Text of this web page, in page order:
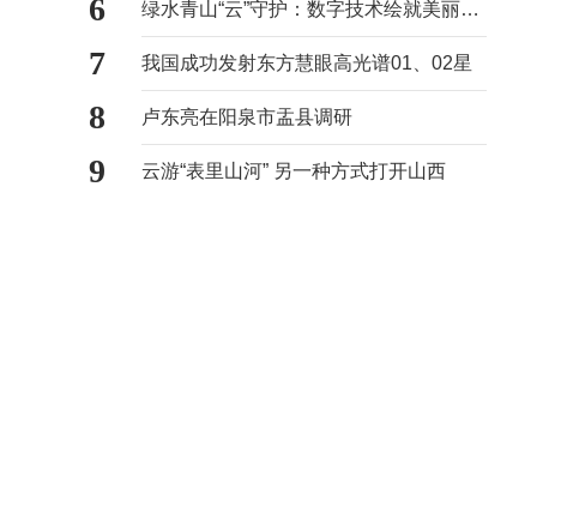
6 绿水青山“云”守护：数字技术绘就美丽山西新画卷
7 我国成功发射东方慧眼高光谱01、02星
8 卢东亮在阳泉市盂县调研
9 云游“表里山河” 另一种方式打开山西